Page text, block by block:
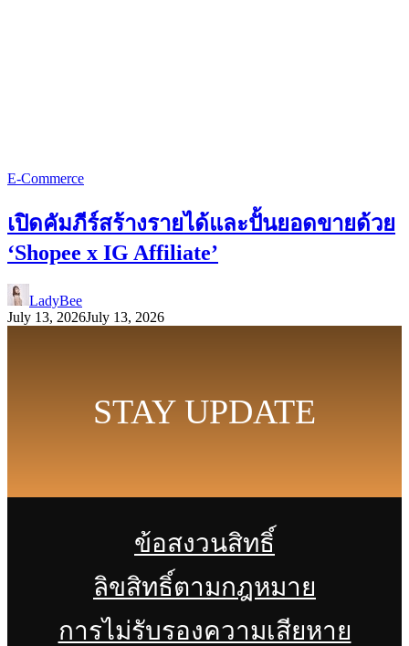
E-Commerce
เปิดคัมภีร์สร้างรายได้และปั้นยอดขายด้วย
‘Shopee x IG Affiliate’
LadyBee
July 13, 2026July 13, 2026
STAY UPDATE
ข้อสงวนสิทธิ์
ลิขสิทธิ์ตามกฎหมาย
การไม่รับรองความเสียหาย